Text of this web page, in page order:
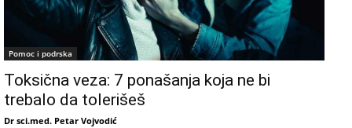
Pomoc i podrska
Toksična veza: 7 ponašanja koja ne bi
trebalo da tolerišeš
Dr sci.med. Petar Vojvodić